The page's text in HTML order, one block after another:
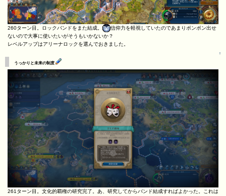
260ターン目。ロックバンドをまた結成。
信仰力を軽視していたのであまりポンポン出せ
ないので大事に使いたいがそうもいかないか？
レベルアップはアリーナロックを選んでおきました。
↑
うっかりと未来の制度
261ターン目。文化的覇権の研究完了。あ、研究してからバンド結成すればよかった。これは